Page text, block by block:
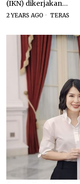
(IKN) dikerjakan…
2 YEARS AGO TERAS